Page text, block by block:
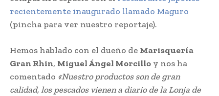
recientemente inaugurado llamado Maguro
(pincha para ver nuestro reportaje).
Hemos hablado con el dueño de Marisquería
Gran Rhin, Miguel Ángel Morcillo y nos ha
comentado «Nuestro productos son de gran
calidad, los pescados vienen a diario de la Lonja de